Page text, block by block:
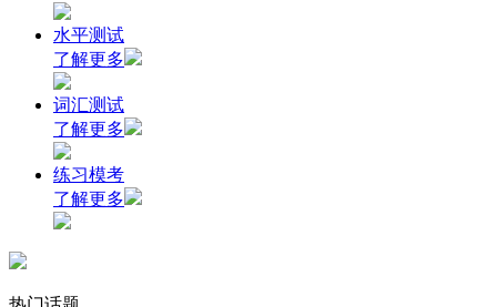
水平测试
了解更多
词汇测试
了解更多
练习模考
了解更多